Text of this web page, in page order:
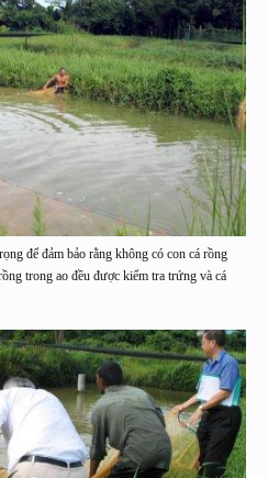
để đảm bảo rằng không có con cá rồng
trong ao đều được kiểm tra trứng và cá